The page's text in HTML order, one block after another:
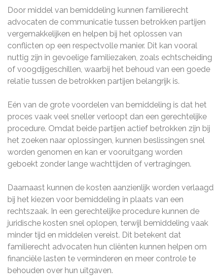
Door middel van bemiddeling kunnen familierecht
advocaten de communicatie tussen betrokken partijen
vergemakkelijken en helpen bij het oplossen van
conflicten op een respectvolle manier. Dit kan vooral
nuttig zijn in gevoelige familiezaken, zoals echtscheiding
of voogdijgeschillen, waarbij het behoud van een goede
relatie tussen de betrokken partijen belangrijk is.
Eén van de grote voordelen van bemiddeling is dat het
proces vaak veel sneller verloopt dan een gerechtelijke
procedure. Omdat beide partijen actief betrokken zijn bij
het zoeken naar oplossingen, kunnen beslissingen snel
worden genomen en kan er vooruitgang worden
geboekt zonder lange wachttijden of vertragingen.
Daarnaast kunnen de kosten aanzienlijk worden verlaagd
bij het kiezen voor bemiddeling in plaats van een
rechtszaak. In een gerechtelijke procedure kunnen de
juridische kosten snel oplopen, terwijl bemiddeling vaak
minder tijd en middelen vereist. Dit betekent dat
familierecht advocaten hun cliënten kunnen helpen om
financiële lasten te verminderen en meer controle te
behouden over hun uitgaven.